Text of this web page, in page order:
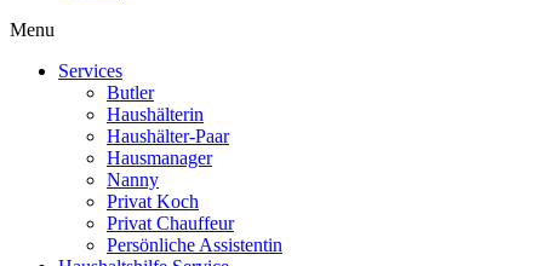
Menu
Services
Butler
Haushälterin
Haushälter-Paar
Hausmanager
Nanny
Privat Koch
Privat Chauffeur
Persönliche Assistentin